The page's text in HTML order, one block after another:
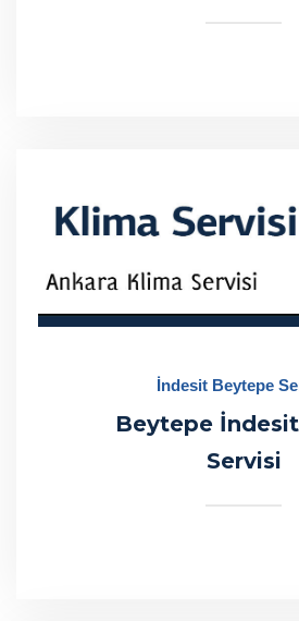
İndesit Beytepe
Beytepe
Servisi